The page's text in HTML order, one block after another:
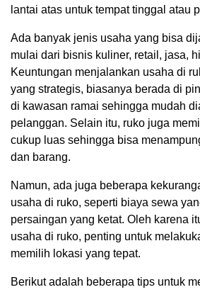
lantai atas untuk tempat tinggal atau
Ada banyak jenis usaha yang bisa
mulai dari bisnis kuliner, retail, jasa,
Keuntungan menjalankan usaha di
yang strategis, biasanya berada di
di kawasan ramai sehingga mudah
pelanggan. Selain itu, ruko juga
cukup luas sehingga bisa
dan barang.
Namun, ada juga beberapa
usaha di ruko, seperti biaya sewa
persaingan yang ketat. Oleh karena
usaha di ruko, penting untuk
memilih lokasi yang tepat.
Berikut adalah beberapa tips untuk